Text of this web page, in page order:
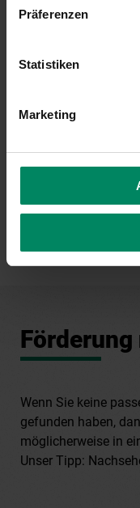
Präferenzen
Statistiken
Marketing
Kontakt
01/31 6 31-
Wenn Sie keine
gefunden haben,
möglicherweise in
Unser Tipp: